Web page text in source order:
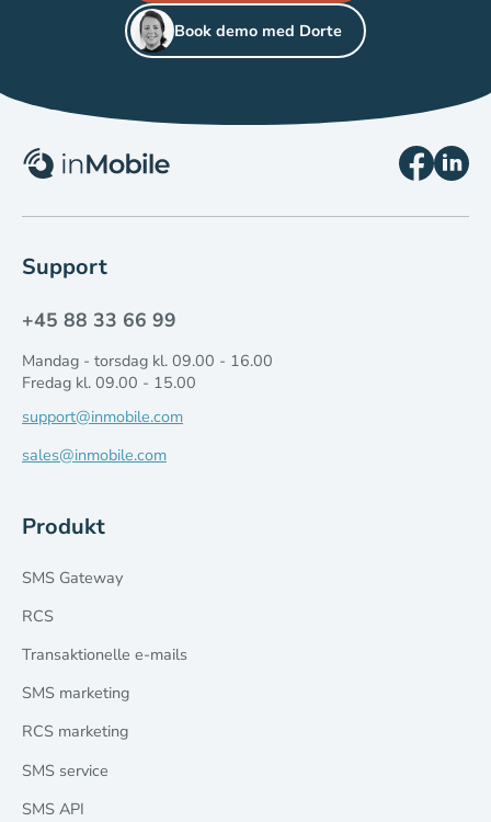
Book demo med Dorte
Support
+45 88 33 66 99
Mandag - torsdag kl. 09.00 - 16.00
Fredag kl. 09.00 - 15.00
support@inmobile.com
sales@inmobile.com
Produkt
SMS Gateway
RCS
Transaktionelle e-mails
SMS marketing
RCS marketing
SMS service
SMS API